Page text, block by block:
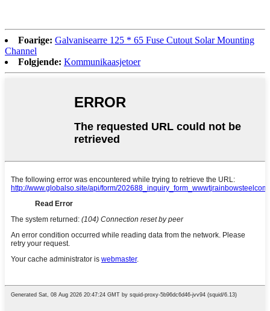
Foarige: Galvanisearre 125 * 65 Fuse Cutout Solar Mounting
Channel
Folgjende: Kommunikaasjetoer